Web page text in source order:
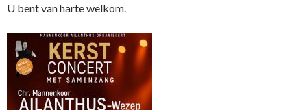
U bent van harte welkom.